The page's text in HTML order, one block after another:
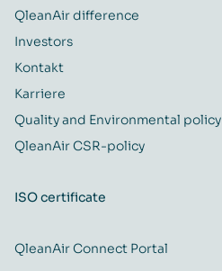
QleanAir difference
Investors
Kontakt
Karriere
Quality and Environmental policy
QleanAir CSR-policy
ISO certificate
QleanAir Connect Portal